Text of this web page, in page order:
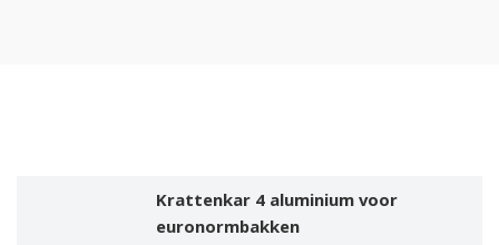
Krattenkar 4 aluminium voor
euronormbakken